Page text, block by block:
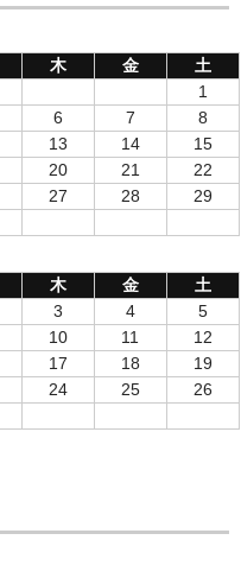
木 金
土
1
6 7
8
13 14
15
20 21
22
27 28
29
木 金
土
3 4
5
10 11
12
17 18
19
24 25
26